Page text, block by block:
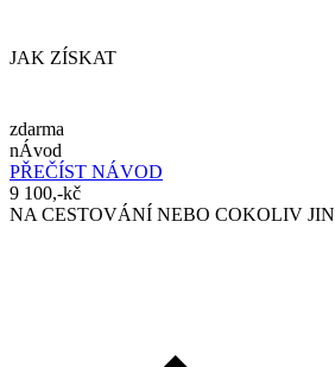
JAK ZÍSKAT
zdarma
nÁvod
PŘEČÍST NÁVOD
9 100,-kč
NA CESTOVÁNÍ NEBO COKOLIV